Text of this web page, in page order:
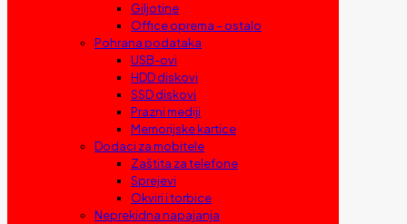
Giljotine
Office oprema – ostalo
Pohrana podataka
USB-ovi
HDD diskovi
SSD diskovi
Prazni mediji
Memorijske kartice
Dodaci za mobitele
Zaštita za telefone
Sprejevi
Okviri i torbice
Neprekidna napajanja